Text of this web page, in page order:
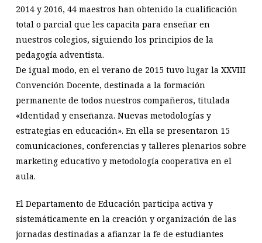
2014 y 2016, 44 maestros han obtenido la cualificación
total o parcial que les capacita para enseñar en
nuestros colegios, siguiendo los principios de la
pedagogía adventista.
De igual modo, en el verano de 2015 tuvo lugar la XXVIII
Convención Docente, destinada a la formación
permanente de todos nuestros compañeros, titulada
«Identidad y enseñanza. Nuevas metodologías y
estrategias en educación». En ella se presentaron 15
comunicaciones, conferencias y talleres plenarios sobre
marketing educativo y metodología cooperativa en el
aula.
El Departamento de Educación participa activa y
sistemáticamente en la creación y organización de las
jornadas destinadas a afianzar la fe de estudiantes